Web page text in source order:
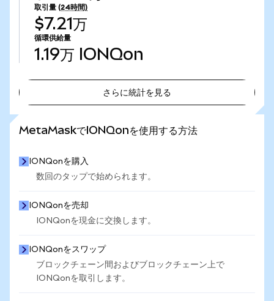
取引量 (24時間)
$7.21万
循環供給量
1.19万 IONQon
さらに統計を見る
MetaMaskでIONQonを使用する方法
IONQonを購入
数回のタップで始められます。
IONQonを売却
IONQonを現金に交換します。
IONQonをスワップ
ブロックチェーン間およびブロックチェーン上で
IONQonを取引します。